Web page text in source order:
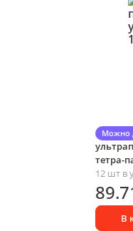
Можно
Сливки
тетра-
12 шт в
89
В